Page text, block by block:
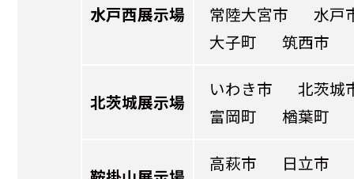
水戸西展示場 常陸大宮市
水戸
大子町
筑西市
北茨城展示場
いわき市
北茨城
富岡町
楢葉町
高萩市
日立市